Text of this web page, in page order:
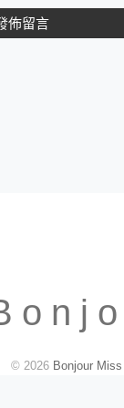
© 2026 Bonjour